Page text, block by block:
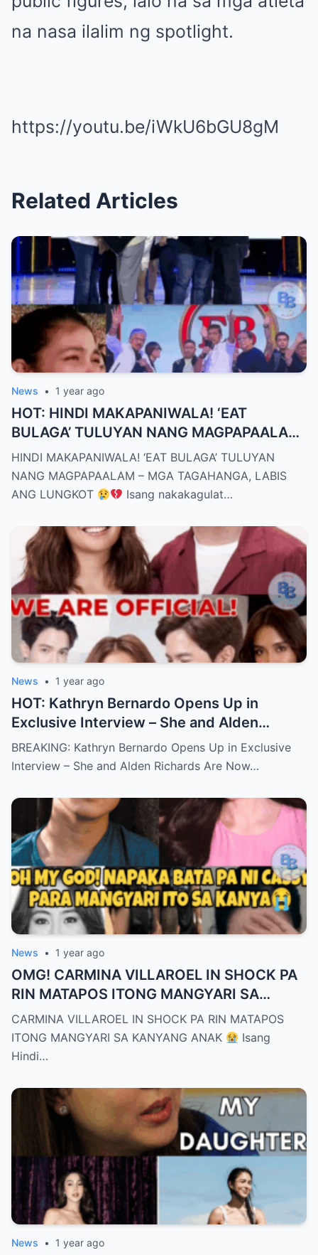
na nasa ilalim ng spotlight.
https://youtu.be/iWkU6bGU8gM
Related Articles
News • 1 year ago
HOT: HINDI MAKAPANIWALA! ‘EAT
BULAGA’ TULUYAN NANG MAGPAPAALAM
– MGA TAGAHANGA, LABIS ANG LUNGKOT
HINDI MAKAPANIWALA! ‘EAT BULAGA’ TULUYAN
NANG MAGPAPAALAM – MGA TAGAHANGA, LABIS
ANG LUNGKOT
Isang nakakagulat…
News • 1 year ago
HOT: Kathryn Bernardo Opens Up in
Exclusive Interview – She and Alden
Richards Are Now Officially Together
BREAKING: Kathryn Bernardo Opens Up in Exclusive
Interview – She and Alden Richards Are Now…
News • 1 year ago
OMG! CARMINA VILLAROEL IN SHOCK PA
RIN MATAPOS ITONG MANGYARI SA
KANYANG ANAK
CARMINA VILLAROEL IN SHOCK PA RIN MATAPOS
ITONG MANGYARI SA KANYANG ANAK
Isang
Hindi…
News • 1 year ago